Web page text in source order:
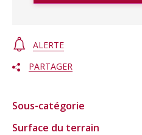
ALERTE
PARTAGER
Sous-catégorie
Surface du terrain